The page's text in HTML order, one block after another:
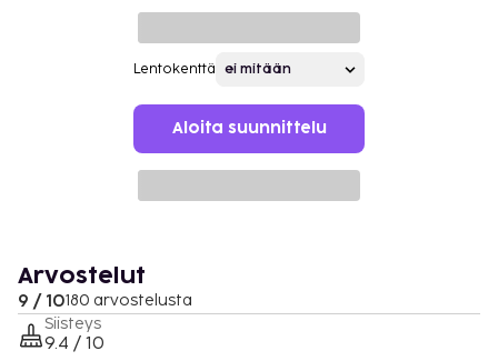
Lentokenttä
Aloita suunnittelu
Arvostelut
9 / 10180 arvostelusta
Siisteys
9.4 / 10